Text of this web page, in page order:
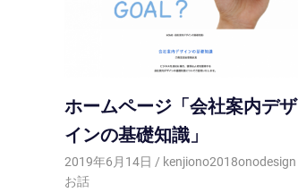
ホームページ「会社案内デザ
インの基礎知識」
2019年6月14日
kenjiono2018onodesign
お話